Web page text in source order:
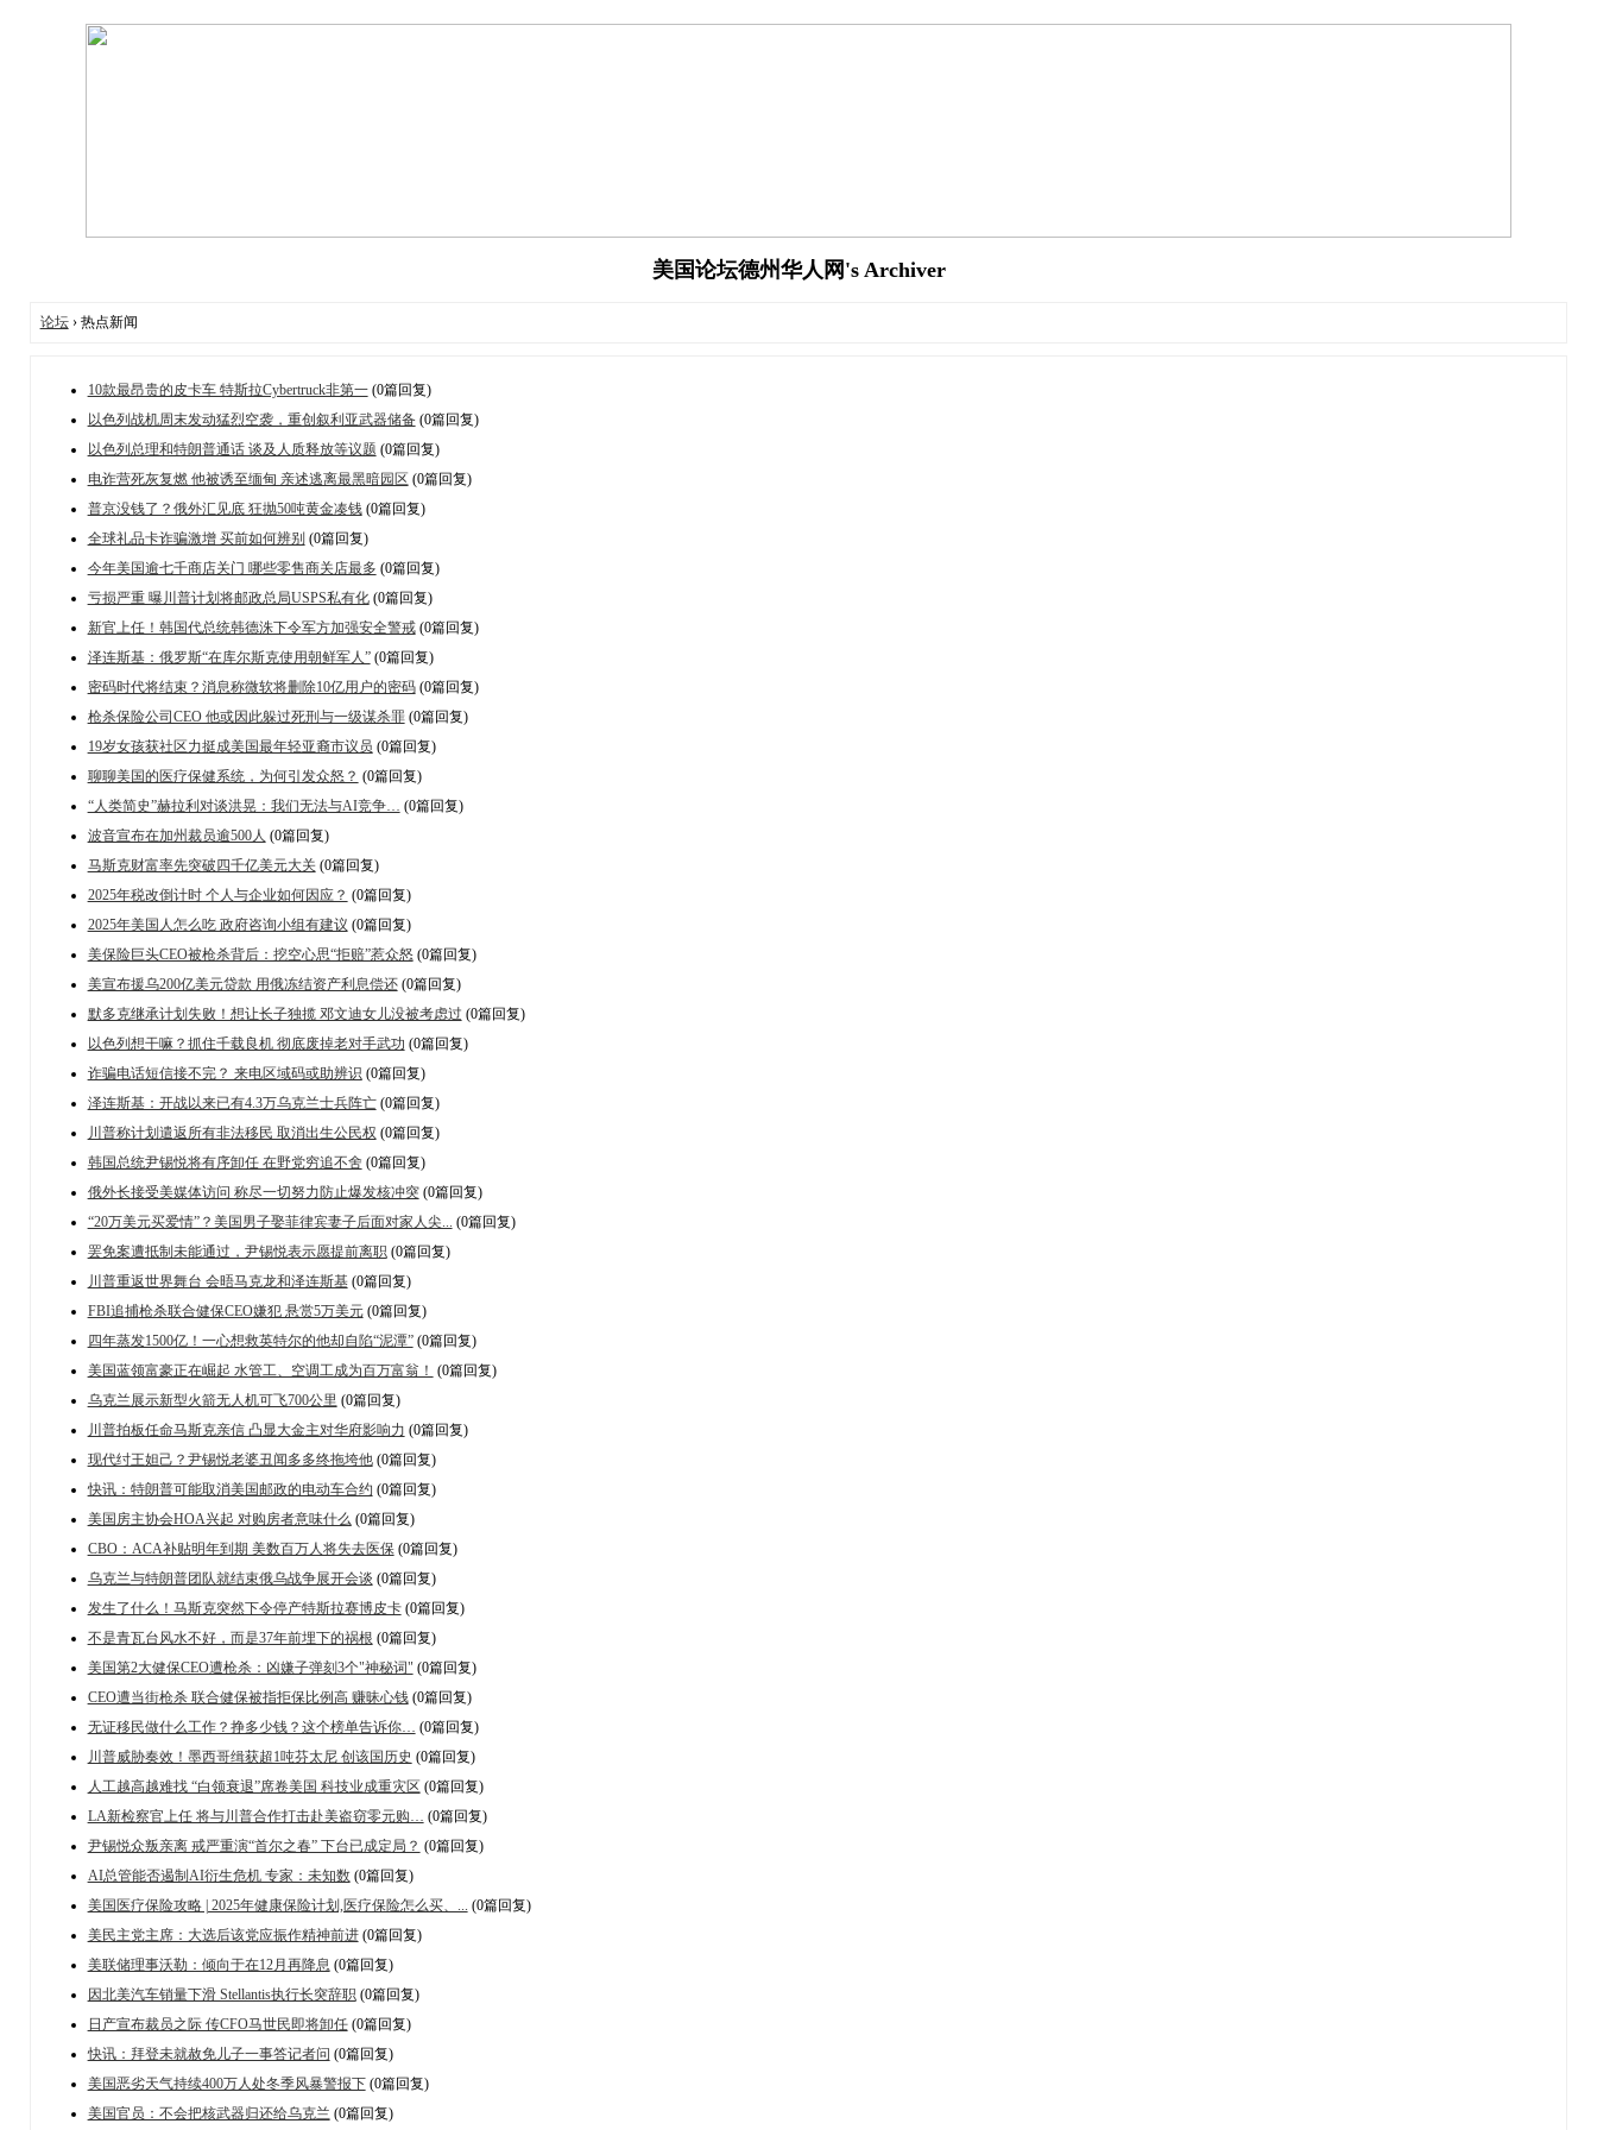
美国论坛德州华人网's Archiver
论坛› 热点新闻
10款最昂贵的皮卡车 特斯拉Cybertruck非第一(0篇回复)
以色列战机周末发动猛烈空袭，重创叙利亚武器储备(0篇回复)
以色列总理和特朗普通话 谈及人质释放等议题 (0篇回复)
电诈营死灰复燃 他被诱至缅甸 亲述逃离最黑暗园区(0篇回复)
普京没钱了？俄外汇见底 狂抛50吨黄金凑钱(0篇回复)
全球礼品卡诈骗激增 买前如何辨别 (0篇回复)
今年美国逾七千商店关门 哪些零售商关店最多 (0篇回复)
亏损严重 曝川普计划将邮政总局USPS私有化(0篇回复)
新官上任！韩国代总统韩德洙下令军方加强安全警戒(0篇回复)
泽连斯基：俄罗斯“在库尔斯克使用朝鲜军人”(0篇回复)
密码时代将结束？消息称微软将删除10亿用户的密码(0篇回复)
枪杀保险公司CEO 他或因此躲过死刑与一级谋杀罪(0篇回复)
19岁女孩获社区力挺成美国最年轻亚裔市议员 (0篇回复)
聊聊美国的医疗保健系统，为何引发众怒？ (0篇回复)
“人类简史”赫拉利对谈洪晃：我们无法与AI竞争… (0篇回复)
波音宣布在加州裁员逾500人 (0篇回复)
马斯克财富率先突破四千亿美元大关(0篇回复)
2025年税改倒计时 个人与企业如何因应？ (0篇回复)
2025年美国人怎么吃 政府咨询小组有建议 (0篇回复)
美保险巨头CEO被枪杀背后：挖空心思“拒赔”惹众怒(0篇回复)
美宣布援乌200亿美元贷款 用俄冻结资产利息偿还(0篇回复)
默多克继承计划失败！想让长子独揽 邓文迪女儿没被考虑过 (0篇回复)
以色列想干嘛？抓住千载良机 彻底废掉老对手武功 (0篇回复)
诈骗电话短信接不完？ 来电区域码或助辨识 (0篇回复)
泽连斯基：开战以来已有4.3万乌克兰士兵阵亡(0篇回复)
川普称计划遣返所有非法移民 取消出生公民权 (0篇回复)
韩国总统尹锡悦将有序卸任 在野党穷追不舍 (0篇回复)
俄外长接受美媒体访问 称尽一切努力防止爆发核冲突(0篇回复)
“20万美元买爱情”？美国男子娶菲律宾妻子后面对家人尖... (0篇回复)
罢免案遭抵制未能通过，尹锡悦表示愿提前离职(0篇回复)
川普重返世界舞台 会晤马克龙和泽连斯基(0篇回复)
FBI追捕枪杀联合健保CEO嫌犯 悬赏5万美元(0篇回复)
四年蒸发1500亿！一心想救英特尔的他却自陷“泥潭”(0篇回复)
美国蓝领富豪正在崛起 水管工、空调工成为百万富翁！ (0篇回复)
乌克兰展示新型火箭无人机可飞700公里 (0篇回复)
川普拍板任命马斯克亲信 凸显大金主对华府影响力 (0篇回复)
现代纣王妲己？尹锡悦老婆丑闻多多终拖垮他(0篇回复)
快讯：特朗普可能取消美国邮政的电动车合约 (0篇回复)
美国房主协会HOA兴起 对购房者意味什么 (0篇回复)
CBO：ACA补贴明年到期 美数百万人将失去医保(0篇回复)
乌克兰与特朗普团队就结束俄乌战争展开会谈 (0篇回复)
发生了什么！马斯克突然下令停产特斯拉赛博皮卡(0篇回复)
不是青瓦台风水不好，而是37年前埋下的祸根 (0篇回复)
美国第2大健保CEO遭枪杀：凶嫌子弹刻3个"神秘词" (0篇回复)
CEO遭当街枪杀 联合健保被指拒保比例高 赚昧心钱(0篇回复)
无证移民做什么工作？挣多少钱？这个榜单告诉你… (0篇回复)
川普威胁奏效！墨西哥缉获超1吨芬太尼 创该国历史 (0篇回复)
人工越高越难找 “白领衰退”席卷美国 科技业成重灾区(0篇回复)
LA新检察官上任 将与川普合作打击赴美盗窃零元购… (0篇回复)
尹锡悦众叛亲离 戒严重演“首尔之春” 下台已成定局？ (0篇回复)
AI总管能否遏制AI衍生危机 专家：未知数(0篇回复)
美国医疗保险攻略 | 2025年健康保险计划,医疗保险怎么买、... (0篇回复)
美民主党主席：大选后该党应振作精神前进(0篇回复)
美联储理事沃勒：倾向于在12月再降息 (0篇回复)
因北美汽车销量下滑 Stellantis执行长突辞职(0篇回复)
日产宣布裁员之际 传CFO马世民即将卸任(0篇回复)
快讯：拜登未就赦免儿子一事答记者问 (0篇回复)
美国恶劣天气持续400万人处冬季风暴警报下(0篇回复)
美国官员：不会把核武器归还给乌克兰 (0篇回复)